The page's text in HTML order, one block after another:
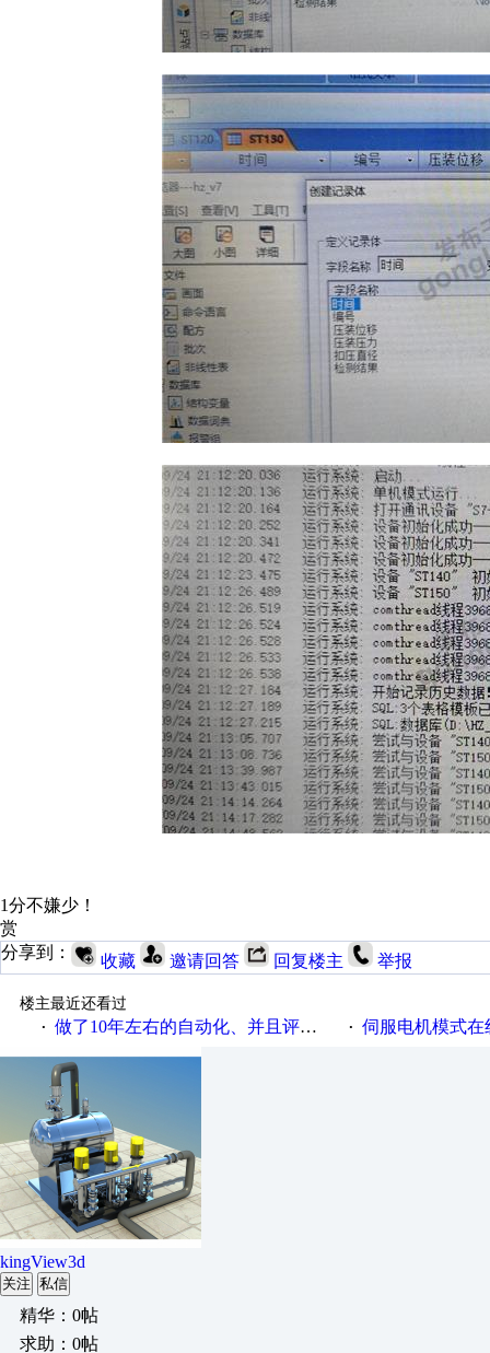
1分不嫌少！
赏
分享到：
收藏 邀请回答 回复楼主 举报
楼主最近还看过
· 做了10年左右的自动化、并且评了中级自动化职称！要不要回老家发展 · 伺服电机模式在
kingView3d
关注 私信
精华：0帖
求助：0帖